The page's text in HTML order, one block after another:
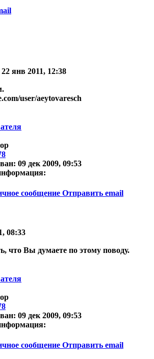
22 янв 2011, 12:38
user/aeytovaresch
09 дек 2009, 09:53
сообщение Отправить email
08:33
что Вы думаете по этому поводу.
09 дек 2009, 09:53
сообщение Отправить email